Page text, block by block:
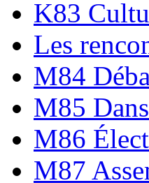
K83
Les
M84
M85
M86
M87